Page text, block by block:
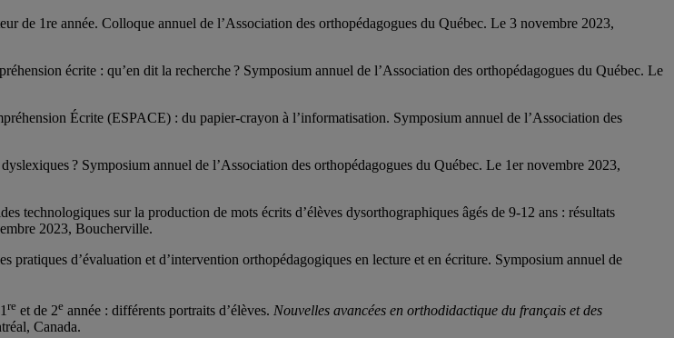
de 1re année. Colloque annuel de l’Association des orthopédagogues du Québec. Le 3 novembre 2023,
écrite : qu’en dit la recherche ? Symposium annuel de l’Association des orthopédagogues du Québec. Le
Écrite (ESPACE) : du papier-crayon à l’informatisation. Symposium annuel de l’Association des
? Symposium annuel de l’Association des orthopédagogues du Québec. Le 1er novembre 2023,
technologiques sur la production de mots écrits d’élèves dysorthographiques âgés de 9-12 ans : résultats
2023, Boucherville.
d’évaluation et d’intervention orthopédagogiques en lecture et en écriture. Symposium annuel de
re et de 2e année : différents portraits d’élèves. Nouvelles avancées en orthodidactique du français et des
Canada.